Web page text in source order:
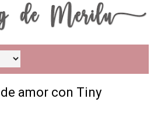
amor con Tiny